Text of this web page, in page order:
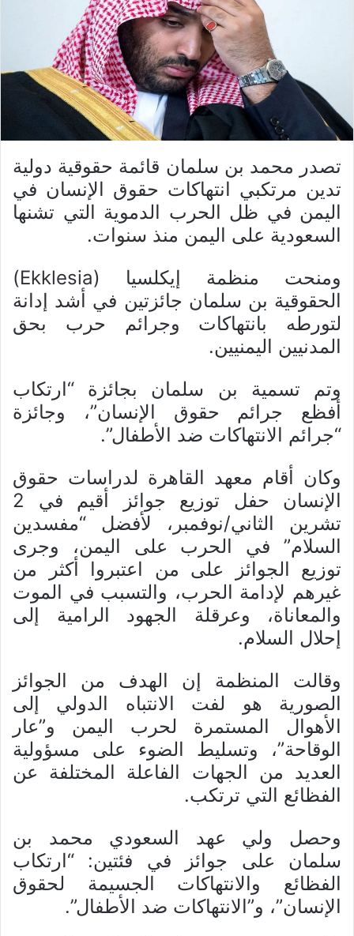
تصدر محمد بن سلمان قائمة حقوقية دولية
تدين مرتكبي انتهاكات حقوق الإنسان في
اليمن في ظل الحرب الدموية التي تشنها
السعودية على اليمن منذ سنوات.
ومنحت منظمة إيكلسيا (Ekklesia)
الحقوقية بن سلمان جائزتين في أشد إدانة
لتورطه بانتهاكات وجرائم حرب بحق
المدنيين اليمنيين.
وتم تسمية بن سلمان بجائزة “ارتكاب
أفظع جرائم حقوق الإنسان”، وجائزة
“جرائم الانتهاكات ضد الأطفال”.
وكان أقام معهد القاهرة لدراسات حقوق
الإنسان حفل توزيع جوائز أقيم في 2
تشرين الثاني/نوفمبر، لأفضل “مفسدين
السلام” في الحرب على اليمن، وجرى
توزيع الجوائز على من اعتبروا أكثر من
غيرهم لإدامة الحرب، والتسبب في الموت
والمعاناة، وعرقلة الجهود الرامية إلى
إحلال السلام.
وقالت المنظمة إن الهدف من الجوائز
الصورية هو لفت الانتباه الدولي إلى
الأهوال المستمرة لحرب اليمن و”عار
الوقاحة”، وتسليط الضوء على مسؤولية
العديد من الجهات الفاعلة المختلفة عن
الفظائع التي ترتكب.
وحصل ولي عهد السعودي محمد بن
سلمان على جوائز في فئتين: “ارتكاب
الفظائع والانتهاكات الجسيمة لحقوق
الإنسان”، و”الانتهاكات ضد الأطفال”.